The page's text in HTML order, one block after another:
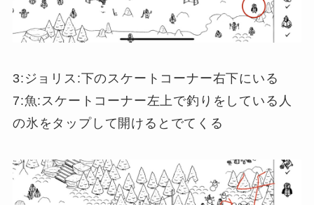
3:ジョリス:下のスケートコーナー右下にいる
7:魚:スケートコーナー左上で釣りをしている人
の氷をタップして開けるとでてくる